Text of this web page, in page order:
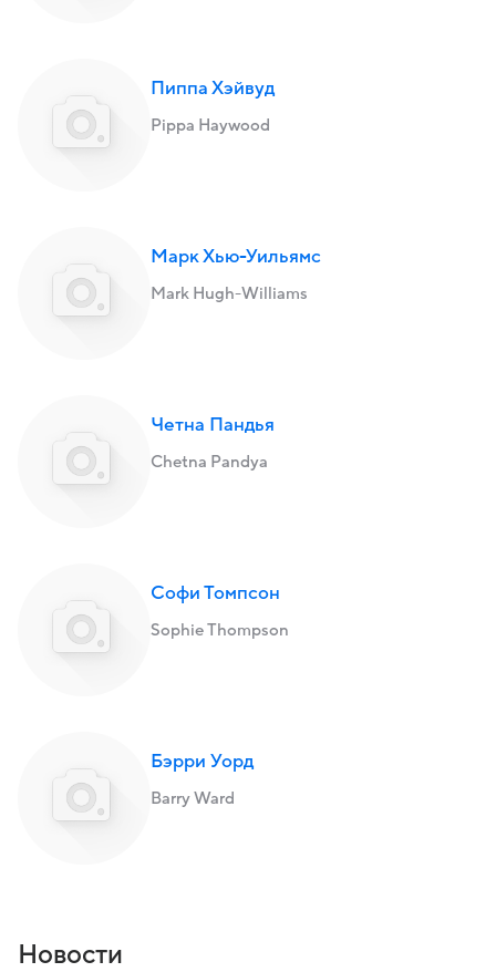
Пиппа Хэйвуд
Pippa Haywood
Марк Хью-Уильямс
Mark Hugh-Williams
Четна Пандья
Chetna Pandya
Софи Томпсон
Sophie Thompson
Бэрри Уорд
Barry Ward
Новости